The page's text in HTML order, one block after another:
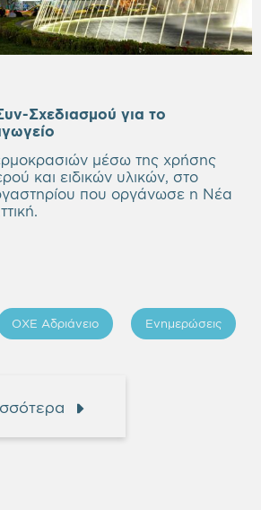
Σχεδιασμού για το
μέσω της χρήσης
και ειδικών υλικών, στο
που οργάνωσε η Νέα
ΟΧΕ Αδριάνειο Ενημερώσεις